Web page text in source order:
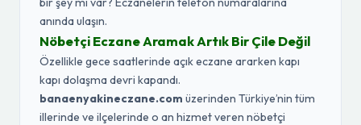
anında ulaşın.
Nöbetçi Eczane Aramak Artık Bir Çile Değil
Özellikle gece saatlerinde açık eczane ararken kapı
kapı dolaşma devri kapandı.
banaenyakineczane.com üzerinden Türkiye’nin tüm
illerinde ve ilçelerinde o an hizmet veren nöbetçi